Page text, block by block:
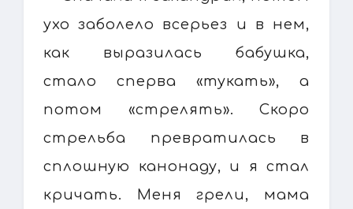
ухо заболело всерьез и в нем,
как выразилась бабушка,
стало сперва «тукать», а
потом «стрелять». Скоро
стрельба превратилась в
сплошную канонаду, и я стал
кричать. Меня грели, мама